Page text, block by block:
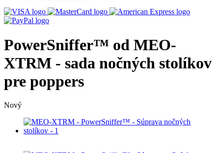
PowerSniffer™ od MEO-
XTRM - sada nočných stolíkov
pre poppers
Nový